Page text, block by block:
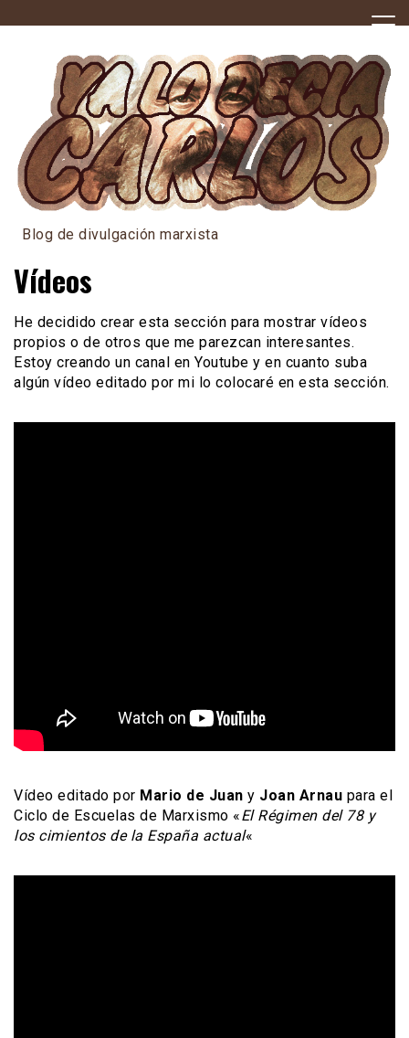
to
Blog de divulgación marxista
Vídeos
He decidido crear esta sección para mostrar vídeos
propios o de otros que me parezcan interesantes.
Estoy creando un canal en Youtube y en cuanto suba
algún vídeo editado por mi lo colocaré en esta sección.
Vídeo editado por Mario de Juan y Joan Arnau para el
Ciclo de Escuelas de Marxismo «El Régimen del 78 y
los cimientos de la España actual«